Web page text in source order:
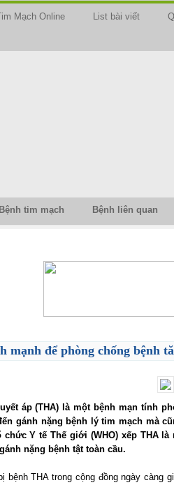
Mạch Online List bài viết
Bệnh tim mạch Bệnh liên quan
mạnh để phòng chống bệnh
áp (THA) là một bệnh mạn tính
gánh nặng bệnh lý tim mạch mà
chức Y tế Thế giới (WHO) xếp THA
nặng bệnh tật toàn cầu.
bệnh THA trong cộng đồng ngày càng